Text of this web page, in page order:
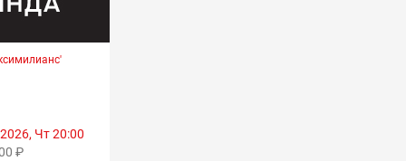
Чт 20:00
₽